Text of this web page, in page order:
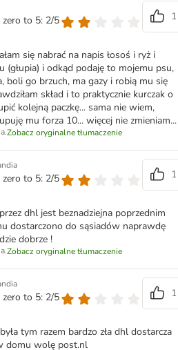
to 5: 2/5
1
się nabrać na napis łosoś i ryż i
(głupia) i odkąd podaję to mojemu psu,
boli go brzuch, ma gazy i robią mu się
skład i to praktycznie kurczak o
kolejną paczkę... sama nie wiem,
mu forza 10... więcej nie zmieniam...
Zobacz oryginalne tłumaczenie
to 5: 2/5
1
dhl jest beznadziejna poprzednim
dostarczono do sąsiadów naprawdę
dobrze !
Zobacz oryginalne tłumaczenie
to 5: 2/5
1
tym razem bardzo zła dhl dostarcza
domu wolę post.nl